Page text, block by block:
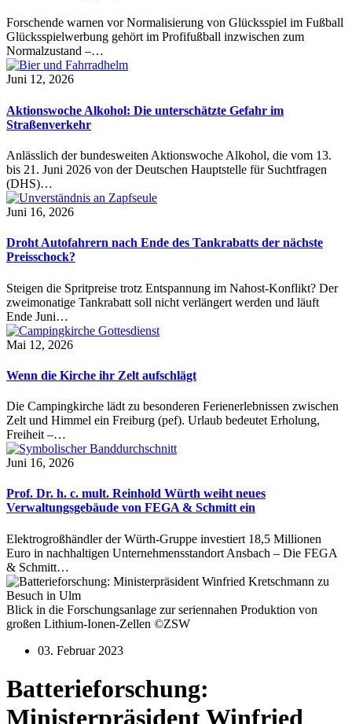
Forschende warnen vor Normalisierung von Glücksspiel im Fußball
Glücksspielwerbung gehört im Profifußball inzwischen zum
Normalzustand –…
Juni 12, 2026
Aktionswoche Alkohol: Die unterschätzte Gefahr im
Straßenverkehr
Anlässlich der bundesweiten Aktionswoche Alkohol, die vom 13.
bis 21. Juni 2026 von der Deutschen Hauptstelle für Suchtfragen
(DHS)…
Juni 16, 2026
Droht Autofahrern nach Ende des Tankrabatts der nächste
Preisschock?
Steigen die Spritpreise trotz Entspannung im Nahost-Konflikt? Der
zweimonatige Tankrabatt soll nicht verlängert werden und läuft
Ende Juni…
Mai 12, 2026
Wenn die Kirche ihr Zelt aufschlägt
Die Campingkirche lädt zu besonderen Ferienerlebnissen zwischen
Zelt und Himmel ein Freiburg (pef). Urlaub bedeutet Erholung,
Freiheit –…
Juni 16, 2026
Prof. Dr. h. c. mult. Reinhold Würth weiht neues
Verwaltungsgebäude von FEGA & Schmitt ein
Elektrogroßhändler der Würth-Gruppe investiert 18,5 Millionen
Euro in nachhaltigen Unternehmensstandort Ansbach – Die FEGA
& Schmitt…
Blick in die Forschungsanlage zur seriennahen Produktion von
großen Lithium-Ionen-Zellen ©ZSW
03. Februar 2023
Batterieforschung:
Ministerpräsident Winfried